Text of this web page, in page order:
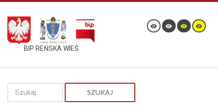
BIP REŃSKA WIEŚ
SZUKAJ